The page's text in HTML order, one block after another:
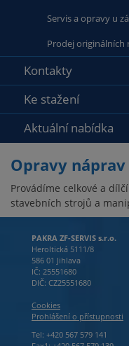
Servis a opravy u
Prodej originálních
Kontakty
Ke stažení
Aktuální nabídka
Opravy náprav
Provádíme celkové a
stavebních strojů a
PAKRA ZF-SERVIS s.r.o.
Heroltická 5111/8
586 01 Jihlava
IČ: 25551680
DIČ: CZ25551680
Cookies
Prohlášení o přístupnosti
Tel: +420 567 579 141